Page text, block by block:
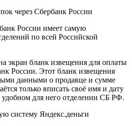
через Сбербанк России
России имеет самую
по всей Российской
экран бланк извещения для оплаты
России. Этот бланк извещения
данными о продавце и сумме
только вписать своё имя и дату
для него отделении СБ РФ.
систему Яндекс.деньги